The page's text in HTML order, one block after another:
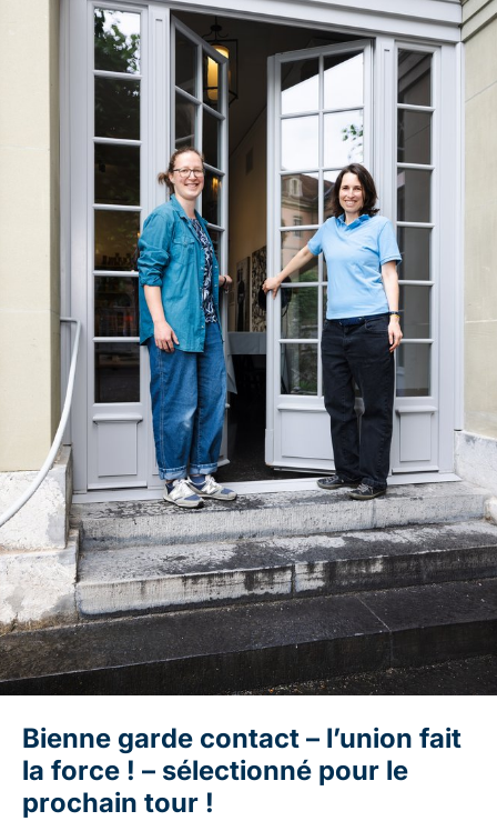
Bienne garde contact – l’union fait
la force ! – sélectionné pour le
prochain tour !